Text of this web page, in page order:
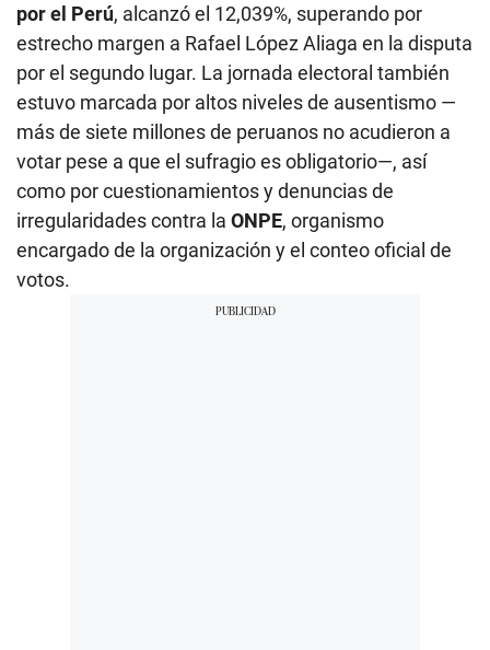
por el Perú, alcanzó el 12,039%, superando por
estrecho margen a Rafael López Aliaga en la disputa
por el segundo lugar. La jornada electoral también
estuvo marcada por altos niveles de ausentismo —
más de siete millones de peruanos no acudieron a
votar pese a que el sufragio es obligatorio—, así
como por cuestionamientos y denuncias de
irregularidades contra la ONPE, organismo
encargado de la organización y el conteo oficial de
votos.